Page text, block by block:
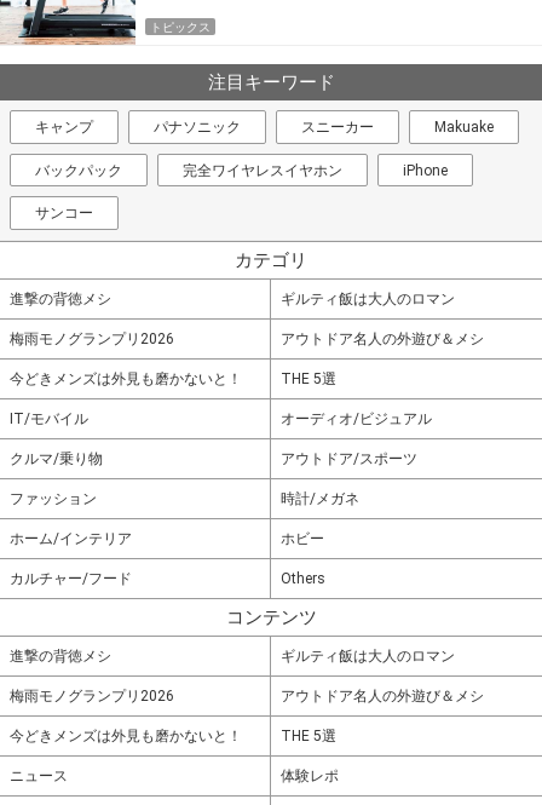
トピックス
注目キーワード
キャンプ パナソニック スニーカー Makuake
バックパック 完全ワイヤレスイヤホン iPhone
サンコー
カテゴリ
進撃の背徳メシ ギルティ飯は大人のロマン
梅雨モノグランプリ2026 アウトドア名人の外遊び＆メシ
今どきメンズは外見も磨かないと！ THE 5選
IT/モバイル オーディオ/ビジュアル
クルマ/乗り物 アウトドア/スポーツ
ファッション 時計/メガネ
ホーム/インテリア ホビー
カルチャー/フード Others
コンテンツ
進撃の背徳メシ ギルティ飯は大人のロマン
梅雨モノグランプリ2026 アウトドア名人の外遊び＆メシ
今どきメンズは外見も磨かないと！ THE 5選
ニュース 体験レポ